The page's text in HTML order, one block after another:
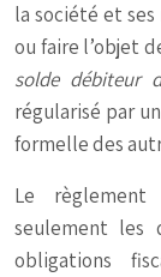
la société et
ou faire l’objet
solde débiteur
régularisé par
formelle des
Le
seulement les
obligations